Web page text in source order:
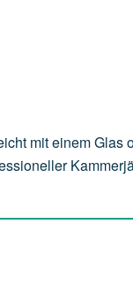
mit einem Glas